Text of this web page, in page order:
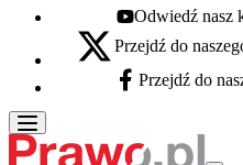
Youtube - otwiera się
Odwiedź nasz
X - otwiera się w nowej karcie
Przejdź do
Facebook - otwiera się
Przejdź do